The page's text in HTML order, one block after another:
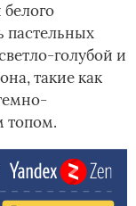
пастельных
голубой и
такие как
топом.